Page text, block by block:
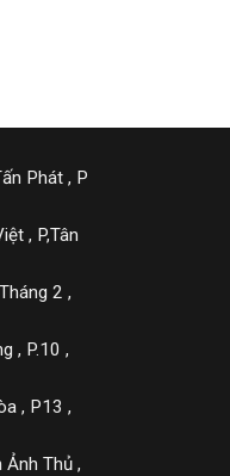
Phát , P
, P,Tân
2 ,
, P.10 ,
, P13 ,
Thủ ,